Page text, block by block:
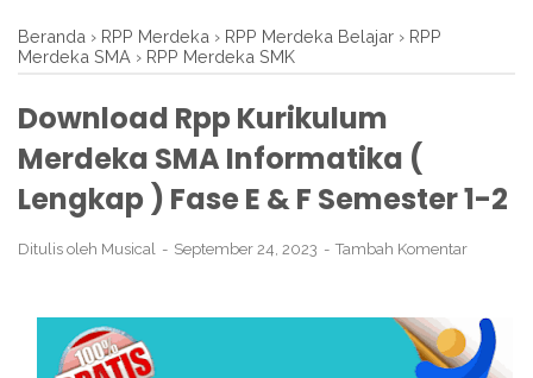
Beranda › RPP Merdeka › RPP Merdeka Belajar › RPP
Merdeka SMA › RPP Merdeka SMK
Download Rpp Kurikulum
Merdeka SMA Informatika (
Lengkap ) Fase E & F Semester 1-2
Ditulis oleh Musical September 24, 2023 Tambah Komentar